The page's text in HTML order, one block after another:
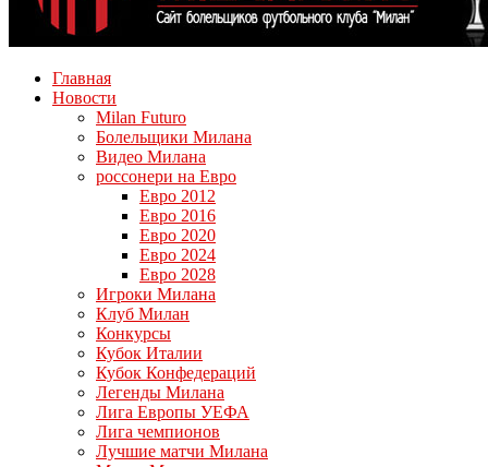
Главная
Новости
Milan Futuro
Болельщики Милана
Видео Милана
россонери на Евро
Евро 2012
Евро 2016
Евро 2020
Евро 2024
Евро 2028
Игроки Милана
Клуб Милан
Конкурсы
Кубок Италии
Кубок Конфедераций
Легенды Милана
Лига Европы УЕФА
Лига чемпионов
Лучшие матчи Милана